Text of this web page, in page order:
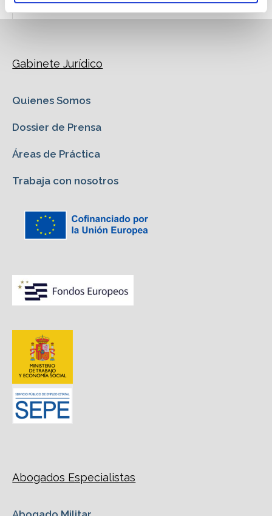
Gabinete Jurídico
Quienes Somos
Dossier de Prensa
Áreas de Práctica
Trabaja con nosotros
Abogados Especialistas